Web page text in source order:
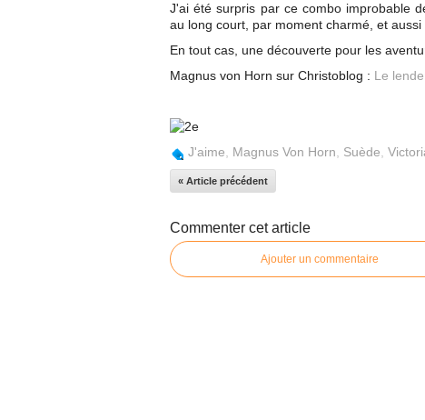
J'ai été surpris par ce combo improbable
au long court, par moment charmé, et
En tout cas, une découverte pour les
Magnus von Horn sur Christoblog : Le
J'aime Magnus Von Horn Suède
« Article précédent
Commenter cet article
Ajouter un commentaire